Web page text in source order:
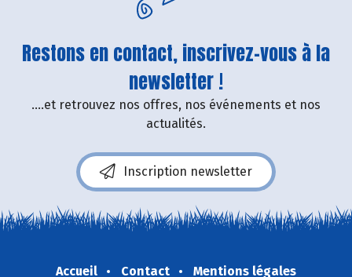
Restons en contact, inscrivez-vous à la
newsletter !
....et retrouvez nos offres, nos événements et nos
actualités.
Inscription newsletter
Accueil Contact
Mentions légales